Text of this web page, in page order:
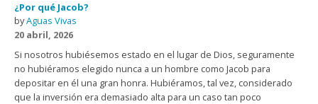
¿Por qué Jacob?
byAguas Vivas
20 abril, 2026
Si nosotros hubiésemos estado en el lugar de Dios, seguramente
no hubiéramos elegido nunca a un hombre como Jacob para
depositar en él una gran honra. Hubiéramos, tal vez, considerado
que la inversión era demasiado alta para un caso tan poco